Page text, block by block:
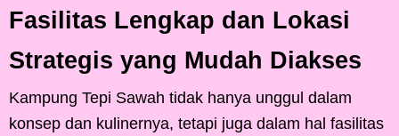
Fasilitas Lengkap dan Lokasi
Strategis yang Mudah Diakses
Kampung Tepi Sawah tidak hanya unggul dalam
konsep dan kulinernya, tetapi juga dalam hal fasilitas